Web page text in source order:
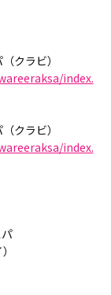
クラビ）
index.
クラビ）
index.